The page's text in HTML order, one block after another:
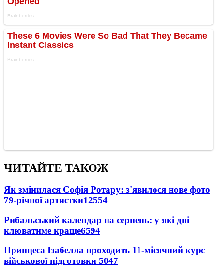
ЧИТАЙТЕ ТАКОЖ
Як змінилася Софія Ротару: з'явилося нове фото
79-річної артистки12554
Рибальський календар на серпень: у які дні
клюватиме краще6594
Принцеса Ізабелла проходить 11-місячний курс
військової підготовки 5047